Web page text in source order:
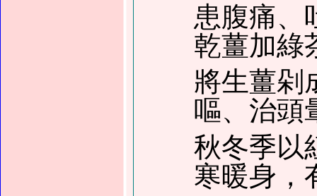
患腹痛、
乾薑加綠
將生薑剁
嘔、治頭
秋冬季以
寒暖身，